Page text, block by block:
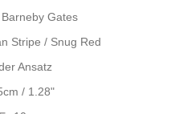
Barneby Gates
Stripe / Snug Red
Ansatz
/ 1.28"